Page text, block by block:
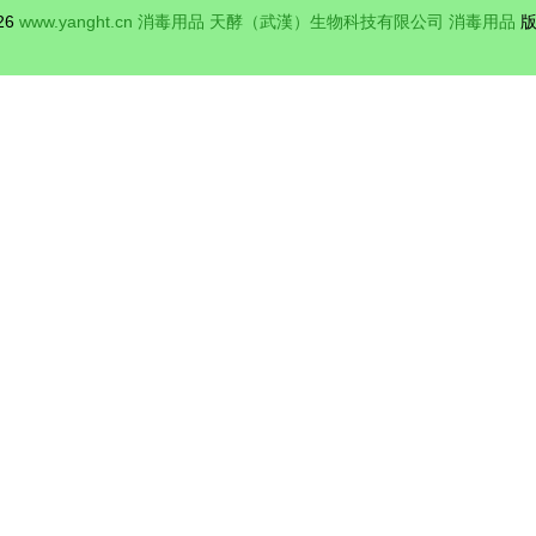
www.yanght.cn 消毒用品 天酵（武漢）生物科技有限公司 消毒用品